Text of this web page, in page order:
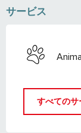
サービス
すべてのサ